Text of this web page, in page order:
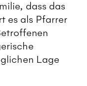
dass das
es als Pfarrer
Lage